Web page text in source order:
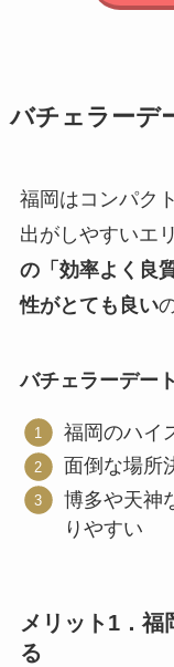
バチェラーデ
福岡はコンパク
出がしやすいエ
の「効率よく良
性がとても良い
バチェラーデー
福岡のハイ
面倒な場所
博多や天神
りやすい
メリット1．福
る